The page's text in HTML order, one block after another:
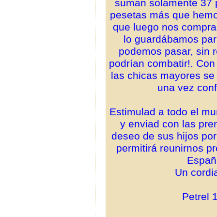
suman solamente 37
pesetas más que
que luego nos
lo guardábamos
podemos pasar, sin
podrían combatir!.
las chicas mayores
una vez
Estimulad a todo el
y enviad con las
deseo de sus hijos
permitirá reunirnos
Un
Petrel